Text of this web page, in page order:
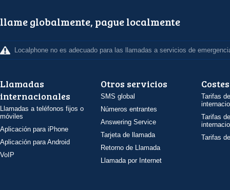
llame globalmente, pague localmente
Localphone no es adecuado para las llamadas a servicios de
Llamadas
internacionales
Llamadas a teléfonos fijos o
móviles
Aplicación para iPhone
Aplicación para Android
VoIP
Otros servicios
SMS global
Números entrantes
Answering Service
Tarjeta de llamada
Retorno de Llamada
Llamada por Internet
Costes
Tarifas
Tarifas
Tarifas